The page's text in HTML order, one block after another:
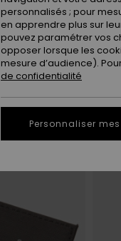
personnalisés ; pour
en apprendre plus sur
pouvez paramétrer vos
opposer lorsque les
mesure d’audience).
de confidentialité
Personnaliser